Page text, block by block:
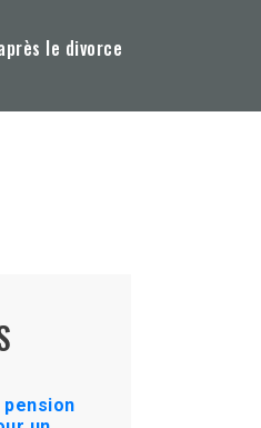
le divorce